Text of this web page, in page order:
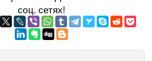
соц. сетях!